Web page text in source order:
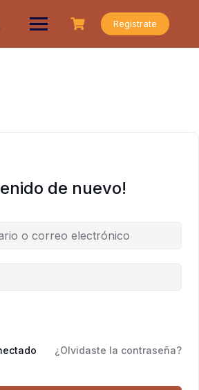
Registrate
de nuevo!
¿Olvidaste la contraseña?